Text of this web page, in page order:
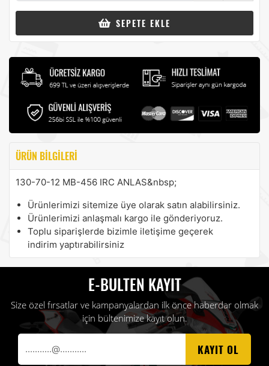
SEPETE EKLE
ÜRÜN BILGILERI
130-70-12 MB-456 IRC ANLAS&nbsp;
Ürünlerimizi sitemize üye olarak satın alabilirsiniz.
Ürünlerimizi anlaşmalı kargo ile gönderiyoruz.
Toplu siparişlerde bizimle iletişime geçerek
indirim yaptırabilirsiniz
E-BULTEN KAYIT
Size özel fırsatlar ve kampanyalardan ilk önce haberdar olmak
için bültenimize kayıt olun.
KAYIT OL